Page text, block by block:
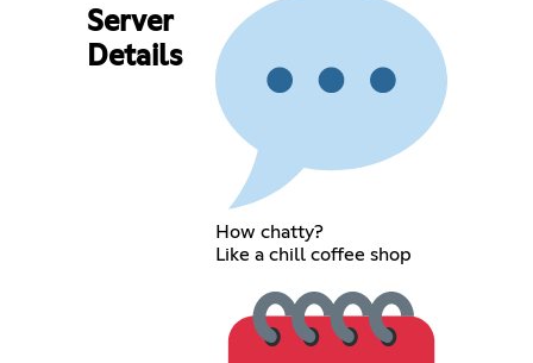
Server
Details
How chatty?
Like a chill coffee shop